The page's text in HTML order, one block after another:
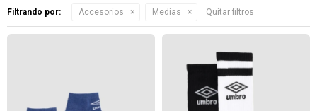
Filtrando por: Accesorios Medias Quitar filtros